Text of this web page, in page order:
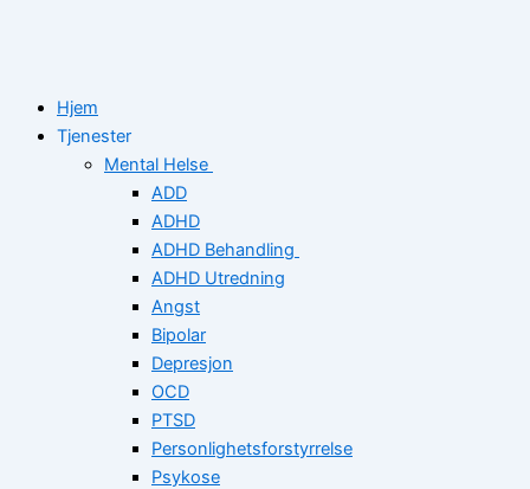
Hjem
Tjenester
Mental Helse
ADD
ADHD
ADHD Behandling
ADHD Utredning
Angst
Bipolar
Depresjon
OCD
PTSD
Personlighetsforstyrrelse
Psykose